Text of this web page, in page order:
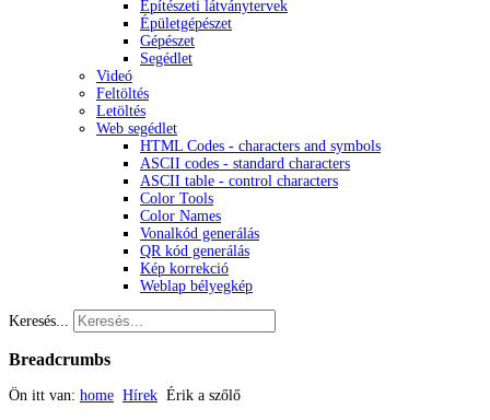
Építészeti látványtervek
Épületgépészet
Gépészet
Segédlet
Videó
Feltöltés
Letöltés
Web segédlet
HTML Codes - characters and symbols
ASCII codes - standard characters
ASCII table - control characters
Color Tools
Color Names
Vonalkód generálás
QR kód generálás
Kép korrekció
Weblap bélyegkép
Keresés...
Breadcrumbs
Ön itt van: home Hírek Érik a szőlő